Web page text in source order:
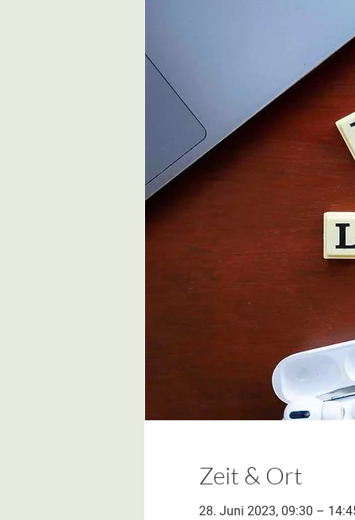
Zeit & Ort
28. Juni 2023, 09:30 –